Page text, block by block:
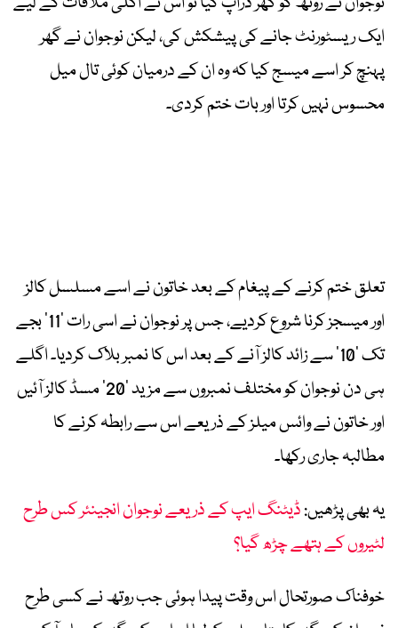
ایک ریسٹورنٹ جانے کی پیشکش کی، لیکن نوجوان نے گھر
پہنچ کر اسے میسج کیا کہ وہ ان کے درمیان کوئی تال میل
محسوس نہیں کرتا اور بات ختم کردی۔
تعلق ختم کرنے کے پیغام کے بعد خاتون نے اسے مسلسل کالز
اور میسجز کرنا شروع کردیے، جس پر نوجوان نے اسی رات ’11’ بجے
تک ’10’ سے زائد کالز آنے کے بعد اس کا نمبر بلاک کردیا۔ اگلے
ہی دن نوجوان کو مختلف نمبروں سے مزید ’20’ مسڈ کالز آئیں
اور خاتون نے وائس میلز کے ذریعے اس سے رابطہ کرنے کا
مطالبہ جاری رکھا۔
یہ بھی پڑھیں:ڈیٹنگ ایپ کے ذریعے نوجوان انجینئر کس طرح
لٹیروں کے ہتھے چڑھ گیا؟
خوفناک صورتحال اس وقت پیدا ہوئی جب روتھ نے کسی طرح